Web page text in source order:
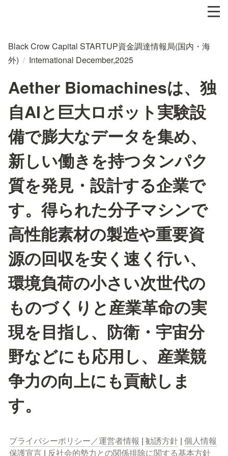
Black Crow Capital STARTUP資金調達情報局(国内・海
外) / International December,2025
Aether Biomachinesは、独
自AIと巨大ロボット実験設
備で膨大なデータを集め、
新しい働きを持つタンパク
質を発見・設計する企業で
す。得られた分子マシンで
高性能素材の製造や重要資
源の回収を安く速く行い、
環境負荷の小さい次世代の
ものづくりと産業革命の実
現を目指し、防衛・宇宙分
野などにも応用し、産業競
争力の向上にも貢献しま
す。
プライバシーポリシー／運営者情報 | 勧誘方針 | 個人情報
保護宣言 | 反社会的勢力との関係排除に関する基本方針